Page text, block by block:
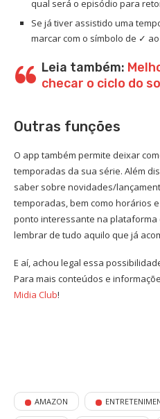
qual será o episódio para
Se já tiver assistido uma
marcar com o símbolo de ✓
Leia também:
checar o ciclo do
Outras funções
O app também permite deixar
temporadas da sua série. Além
saber sobre novidades/
temporadas, bem como horários
ponto interessante na
lembrar de tudo aquilo que já
E aí, achou legal essa
Para mais conteúdos e
Midia Club!
AMAZON